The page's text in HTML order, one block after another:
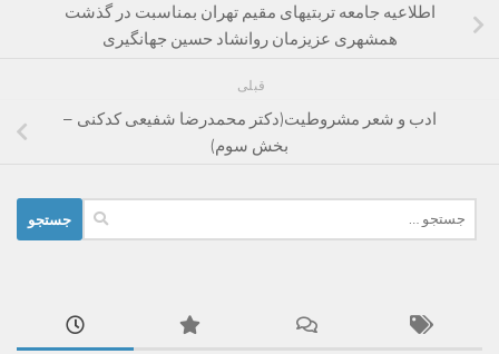
اطلاعیه جامعه تربتیهای مقیم تهران بمناسبت در گذشت
همشهری عزیزمان روانشاد حسین جهانگیری
قبلی
ادب و شعر مشروطیت(دکتر محمدرضا شفیعی کدکنی –
بخش سوم)
برای: